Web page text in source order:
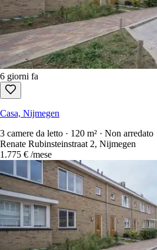
6 giorni fa
Casa, Nijmegen
3 camere da letto · 120 m² · Non arredato
Renate Rubinsteinstraat 2, Nijmegen
1.775 € /mese